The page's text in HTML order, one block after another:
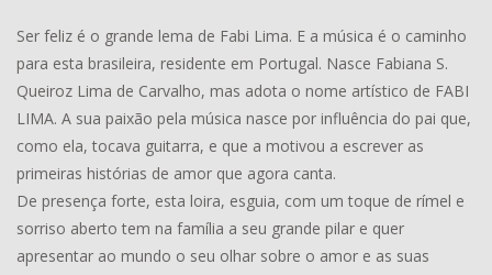
Ser feliz é o grande lema de Fabi Lima. E a música é o caminho
para esta brasileira, residente em Portugal. Nasce Fabiana S.
Queiroz Lima de Carvalho, mas adota o nome artístico de FABI
LIMA. A sua paixão pela música nasce por influência do pai que,
como ela, tocava guitarra, e que a motivou a escrever as
primeiras histórias de amor que agora canta.
De presença forte, esta loira, esguia, com um toque de rímel e
sorriso aberto tem na família a seu grande pilar e quer
apresentar ao mundo o seu olhar sobre o amor e as suas